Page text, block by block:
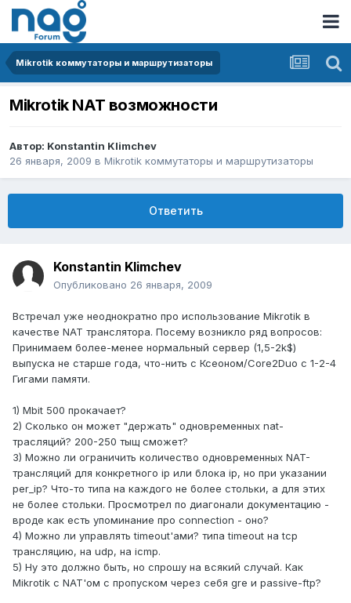
Mikrotik коммутаторы и маршрутизаторы
Mikrotik NAT возможности
Автор: Konstantin Klimchev
26 января, 2009 в Mikrotik коммутаторы и маршрутизаторы
Ответить
Konstantin Klimchev
Опубликовано 26 января, 2009
Встречал уже неоднократно про использование Mikrotik в
качестве NAT транслятора. Посему возникло ряд вопросов:
Принимаем более-менее нормальный сервер (1,5-2k$)
выпуска не старше года, что-нить с Ксеоном/Core2Duo с 1-2-4
Гигами памяти.
1) Mbit 500 прокачает?
2) Сколько он может "держать" одновременных nat-
трасляций? 200-250 тыщ сможет?
3) Можно ли ограничить количество одновременных NAT-
трансляций для конкретного ip или блока ip, но при указании
per_ip? Что-то типа на каждого не более стольки, а для этих
не более стольки. Просмотрел по диагонали документацию -
вроде как есть упоминание про connection - оно?
4) Можно ли управлять timeout'ами? типа timeout на tcp
трансляцию, на udp, на icmp.
5) Ну это должно быть, но спрошу на всякий случай. Как
Mikrotik с NAT'ом с пропуском через себя gre и passive-ftp?